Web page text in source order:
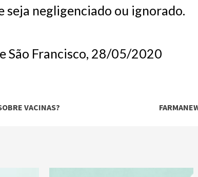
seja negligenciado ou ignorado.
São Francisco, 28/05/2020
VACINAS?